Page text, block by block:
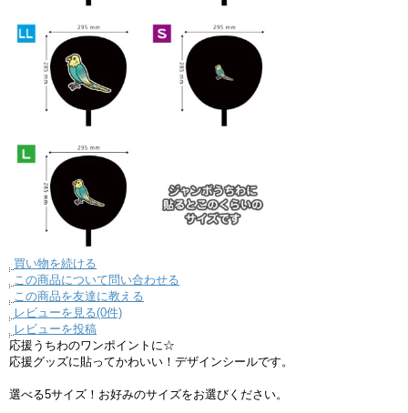
買い物を続ける
この商品について問い合わせる
この商品を友達に教える
レビューを見る(0件)
レビューを投稿
応援うちわのワンポイントに☆
応援グッズに貼ってかわいい！デザインシールです。
選べる5サイズ！お好みのサイズをお選びください。